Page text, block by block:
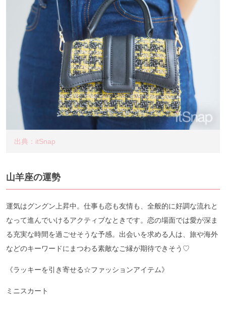
出典：itSnap
山羊座の運勢
運気はグングン上昇中。仕事も恋も友情も、全般的に好調な流れと
なって進んでいけるアクティブなときです。恋の場面では愛が深ま
る充実な時間を過ごせそうな予感。出会いを求める人は、旅や海外
などのキーワードにまつわる素敵なご縁が期待できそう♡
《ラッキーを引き寄せる☆ファッションアイテム》
ミニスカート